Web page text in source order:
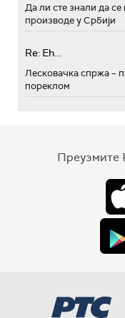
Да ли сте знали да
производе у Србији
Re: Eh...
Лесковачка спржа –
пореклом
Преузмите